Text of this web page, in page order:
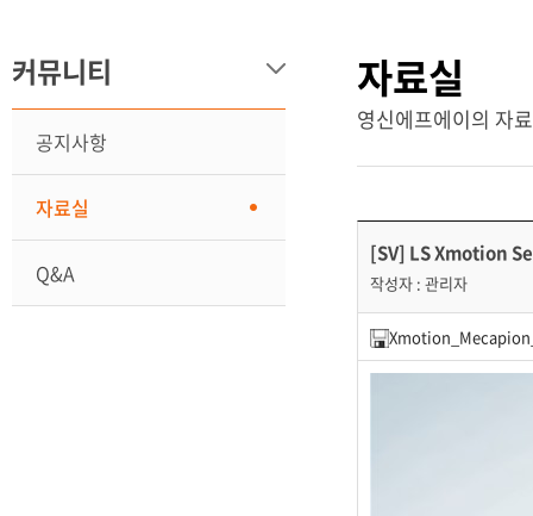
커뮤니티
공지사항
자료실
Q&A
자료실
영신에프에이의 자
[SV] LS Xmotion
작성자 : 관리자